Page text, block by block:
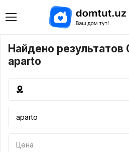
Найдено результатов
aparto
Цена